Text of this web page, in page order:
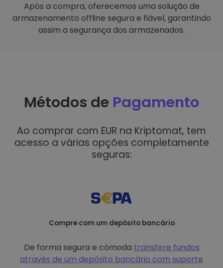
Após a compra, oferecemos uma solução de
armazenamento offline segura e fiável, garantindo
assim a segurança dos armazenados.
Métodos de Pagamento
Ao comprar com EUR na Kriptomat, tem
acesso a várias opções completamente
seguras:
Compre com um depósito bancário
De forma segura e cómoda transfere fundos
através de um depósito bancário com suporte